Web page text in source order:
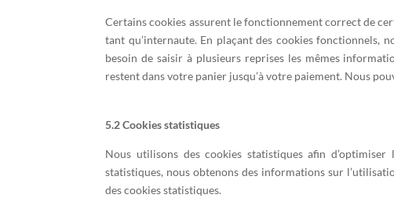
Certains cookies assurent le fonctionnement correct de
tant qu’internaute. En plaçant des cookies fonctionnels,
besoin de saisir à plusieurs reprises les mêmes
restent dans votre panier jusqu’à votre paiement. Nous
5.2 Cookies statistiques
Nous utilisons des cookies statistiques afin
statistiques, nous obtenons des informations sur
des cookies statistiques.